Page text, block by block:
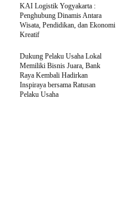
KAI Logistik Yogyakarta :
Penghubung Dinamis Antara
Wisata, Pendidikan, dan Ekonomi
Kreatif
Dukung Pelaku Usaha Lokal
Memiliki Bisnis Juara, Bank
Raya Kembali Hadirkan
Inspiraya bersama Ratusan
Pelaku Usaha